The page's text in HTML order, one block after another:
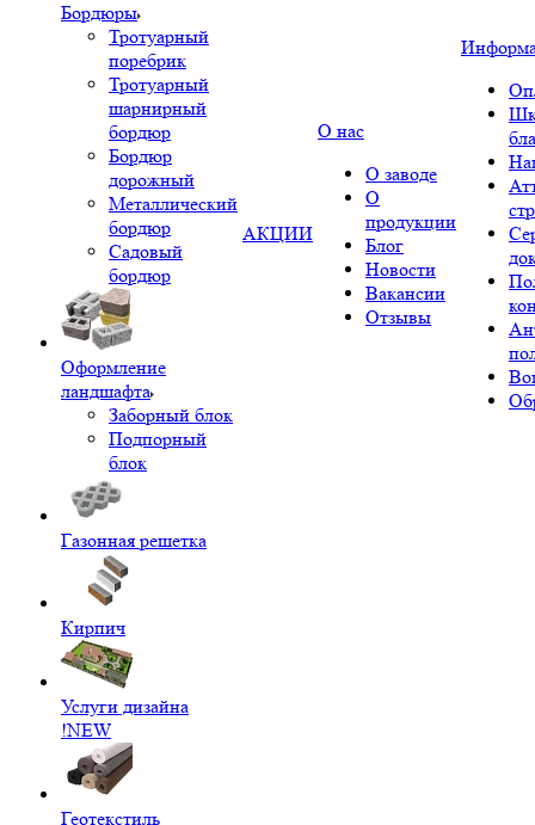
Бордюры
Тротуарный
поребрик
Тротуарный
шарнирный
бордюр
Бордюр
дорожный
Металлический
бордюр
Садовый
бордюр
Оформление
ландшафта
Заборный блок
Подпорный
блок
Газонная решетка
Кирпич
Услуги дизайна
!NEW
Геотекстиль
АКЦИИ
О нас
О заводе
О
продукции
Блог
Новости
Вакансии
Отзывы